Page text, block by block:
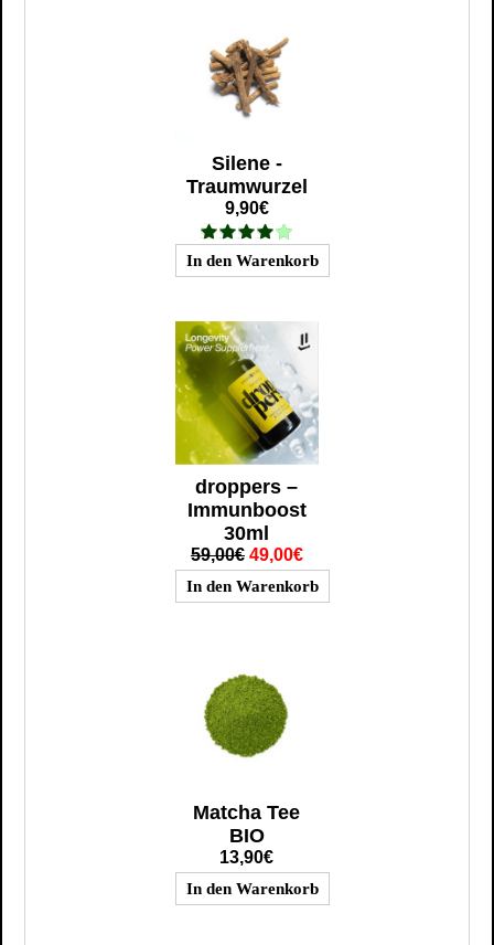
Silene -
Traumwurzel
9,90€
droppers –
Immunboost
30ml
59,00€ 49,00€
Matcha Tee
BIO
13,90€